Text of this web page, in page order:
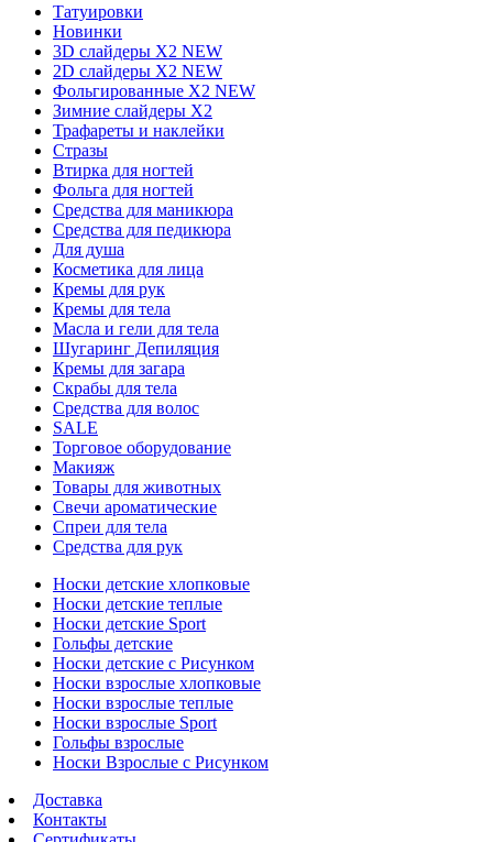
Татуировки
Новинки
3D слайдеры X2 NEW
2D слайдеры X2 NEW
Фольгированные X2 NEW
Зимние слайдеры Х2
Трафареты и наклейки
Стразы
Втирка для ногтей
Фольга для ногтей
Средства для маникюра
Средства для педикюра
Для душа
Косметика для лица
Кремы для рук
Кремы для тела
Масла и гели для тела
Шугаринг Депиляция
Кремы для загара
Скрабы для тела
Средства для волос
SALE
Торговое оборудование
Макияж
Товары для животных
Свечи ароматические
Спреи для тела
Средства для рук
Носки детские хлопковые
Носки детские теплые
Носки детские Sport
Гольфы детские
Носки детские с Рисунком
Носки взрослые хлопковые
Носки взрослые теплые
Носки взрослые Sport
Гольфы взрослые
Носки Взрослые с Рисунком
Доставка
Контакты